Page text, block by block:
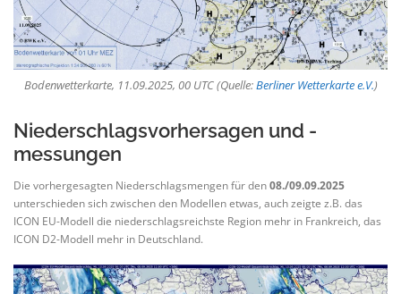
Bodenwetterkarte, 11.09.2025, 00 UTC (Quelle:Berliner Wetterkarte e.V.)
Niederschlagsvorhersagen und -
messungen
Die vorhergesagten Niederschlagsmengen für den08./09.09.2025
unterschieden sich zwischen den Modellen etwas, auch zeigte z.B. das
ICON EU-Modell die niederschlagsreichste Region mehr in Frankreich, das
ICON D2-Modell mehr in Deutschland.